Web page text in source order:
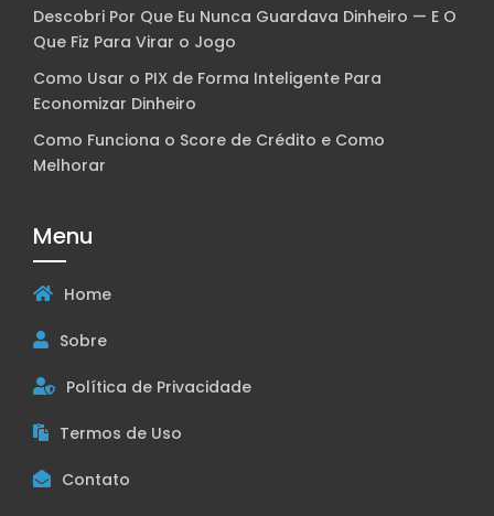
Descobri Por Que Eu Nunca Guardava Dinheiro — E O
Que Fiz Para Virar o Jogo
Como Usar o PIX de Forma Inteligente Para
Economizar Dinheiro
Como Funciona o Score de Crédito e Como
Melhorar
Menu
Home
Sobre
Política de Privacidade
Termos de Uso
Contato